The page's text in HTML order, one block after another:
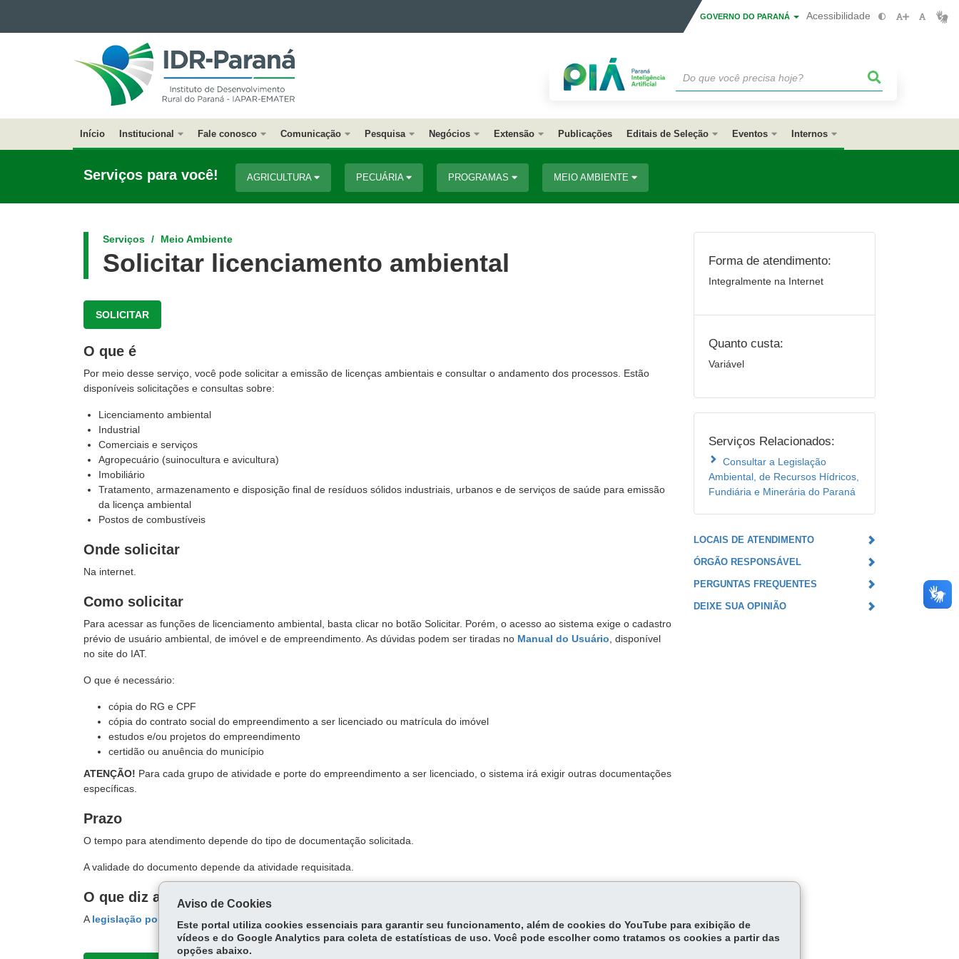
Ir para a navegação
Ir para a busca
GOVERNO DO PARANÁ Acessibilidade
INSTITUTO
DE
DESENVOLVIMENTO
RURAL
DO
PARANÁ
Navegação
Principal
Início Institucional Fale conosco Comunicação Pesquisa Negócios Extensão Publicações Editais de Seleção Eventos Internos
Serviços para você! AGRICULTURA PECUÁRIA PROGRAMAS MEIO AMBIENTE
Serviços Meio Ambiente
Solicitar licenciamento ambiental
SOLICITAR
O que é
Por meio desse serviço, você pode solicitar a emissão de licenças ambientais e consultar o andamento dos processos. Estão
disponíveis solicitações e consultas sobre:
Licenciamento ambiental
Industrial
Comerciais e serviços
Agropecuário (suinocultura e avicultura)
Imobiliário
Tratamento, armazenamento e disposição final de resíduos sólidos industriais, urbanos e de serviços de saúde para emissão
da licença ambiental
Postos de combustíveis
Onde solicitar
Na internet.
Como solicitar
Para acessar as funções de licenciamento ambiental, basta clicar no botão Solicitar. Porém, o acesso ao sistema exige o cadastro
prévio de usuário ambiental, de imóvel e de empreendimento. As dúvidas podem ser tiradas no Manual do Usuário , disponível
no site do IAT.
O que é necessário:
cópia do RG e CPF
cópia do contrato social do empreendimento a ser licenciado ou matrícula do imóvel
estudos e/ou projetos do empreendimento
certidão ou anuência do município
ATENÇÃO! Para cada grupo de atividade e porte do empreendimento a ser licenciado, o sistema irá exigir outras documentações
específicas.
Prazo
O tempo para atendimento depende do tipo de documentação solicitada.
A validade do documento depende da atividade requisitada.
O que diz a lei
A legislação por assunto está disponível no site do IAT.
Forma de atendimento:
Integralmente na Internet
Quanto custa:
Variável
Serviços Relacionados:
Consultar a Legislação
Ambiental, de Recursos Hídricos,
Fundiária e Minerária do Paraná
LOCAIS DE ATENDIMENTO
ÓRGÃO RESPONSÁVEL
PERGUNTAS FREQUENTES
DEIXE SUA OPINIÃO
Aviso de Cookies
Este portal utiliza cookies essenciais para garantir seu funcionamento, além de cookies do YouTube para exibição de
vídeos e do Google Analytics para coleta de estatísticas de uso. Você pode escolher como tratamos os cookies a partir das
opções abaixo.